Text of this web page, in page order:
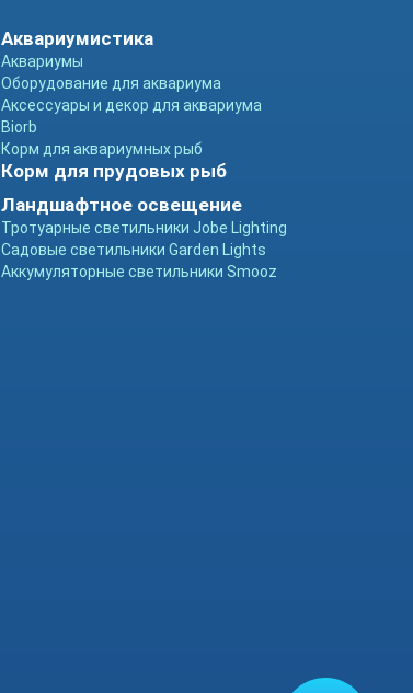
Аквариумистика
Аквариумы
Оборудование для аквариума
Аксессуары и декор для аквариума
Biorb
Корм для аквариумных рыб
Корм для прудовых рыб
Ландшафтное освещение
Тротуарные светильники Jobe Lighting
Садовые светильники Garden Lights
Аккумуляторные светильники Smooz